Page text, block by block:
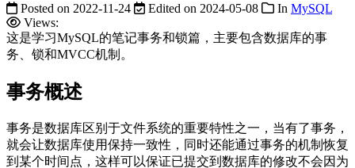
Posted on 2022-11-24 Edited on 2024-05-08 In MySQL
Views:
这是学习MySQL的笔记事务和锁篇，主要包含数据库的事
务、锁和MVCC机制。
事务概述
事务是数据库区别于文件系统的重要特性之一，当有了事务，
就会让数据库使用保持一致性，同时还能通过事务的机制恢复
到某个时间点，这样可以保证已提交到数据库的修改不会因为